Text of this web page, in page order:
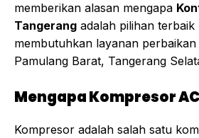
memberikan alasan mengapa
Tangerang adalah pilihan terbaik
membutuhkan layanan
Pamulang Barat, Tangerang
Mengapa Kompresor
Kompresor adalah salah satu